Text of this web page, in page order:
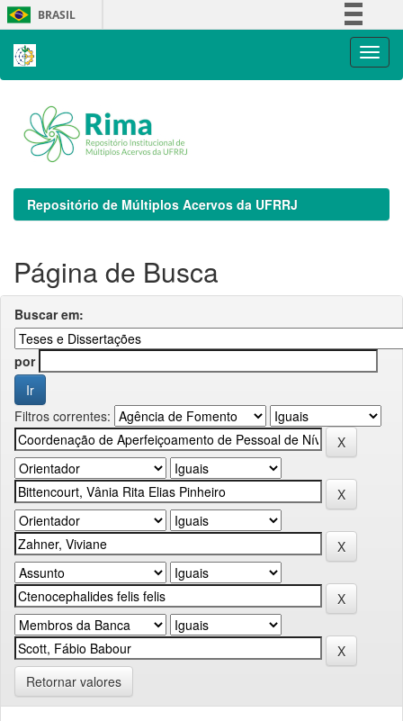
Skip
navigation
BRASIL
Repositório de Múltiplos Acervos da UFRRJ
Página de Busca
Buscar em:
por
Filtros correntes:
Retornar valores